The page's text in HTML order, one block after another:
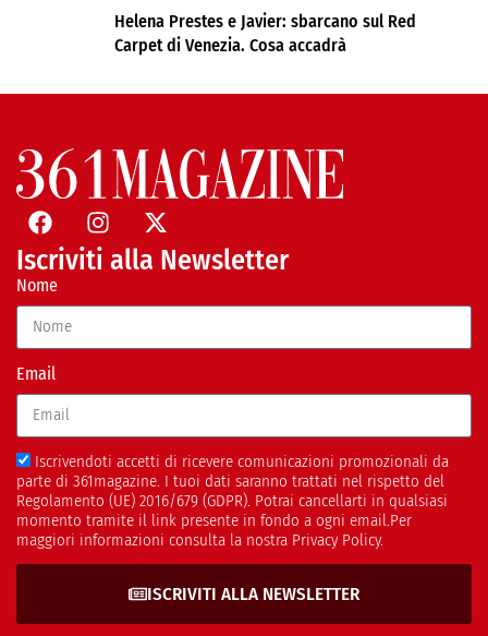
Helena Prestes e Javier: sbarcano sul Red
Carpet di Venezia. Cosa accadrà
Iscriviti alla Newsletter
Nome
Email
Iscrivendoti accetti di ricevere comunicazioni promozionali da
parte di 361magazine. I tuoi dati saranno trattati nel rispetto del
Regolamento (UE) 2016/679 (GDPR). Potrai cancellarti in qualsiasi
momento tramite il link presente in fondo a ogni email.Per
maggiori informazioni consulta la nostra Privacy Policy.
ISCRIVITI ALLA NEWSLETTER